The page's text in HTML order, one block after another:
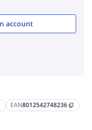
EAN8012542748236 content_copy
account